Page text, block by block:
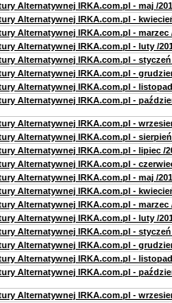
Alternatywnej IRKA.com.pl - maj /
Alternatywnej IRKA.com.pl -
Alternatywnej IRKA.com.pl - marzec
Alternatywnej IRKA.com.pl - luty /
Alternatywnej IRKA.com.pl - styczeń
Alternatywnej IRKA.com.pl -
Alternatywnej IRKA.com.pl - listopad
Alternatywnej IRKA.com.pl -
Alternatywnej IRKA.com.pl -
Alternatywnej IRKA.com.pl - sierpień
Alternatywnej IRKA.com.pl - lipiec /
Alternatywnej IRKA.com.pl -
Alternatywnej IRKA.com.pl - maj /
Alternatywnej IRKA.com.pl -
Alternatywnej IRKA.com.pl - marzec
Alternatywnej IRKA.com.pl - luty /
Alternatywnej IRKA.com.pl - styczeń
Alternatywnej IRKA.com.pl -
Alternatywnej IRKA.com.pl - listopad
Alternatywnej IRKA.com.pl -
Alternatywnej IRKA.com.pl -